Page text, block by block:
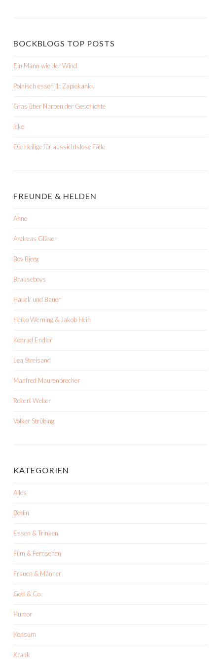
BOCKBLOGS TOP POSTS
Ein Mann wie der Wind
Polnisch essen 1: Zapiekanki
Gras über Narben der Geschichte
Icke
Die Heilige für aussichtslose Fälle
FREUNDE & HELDEN
Ahne
Andreas Gläser
Bov Bjerg
Brauseboys
Hauck und Bauer
Heiko Werning & Jakob Hein
Konrad Endler
Lea Streisand
Manfred Maurenbrecher
Robert Weber
Volker Strübing
KATEGORIEN
Alles
Berlin
Essen & Trinken
Film & Fernsehen
Frauen & Männer
Gott & Co.
Humor
Konsum
Krank